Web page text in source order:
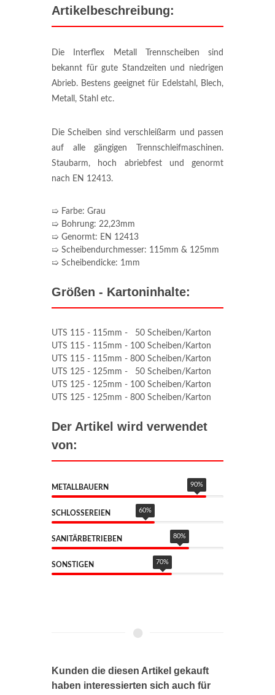
Artikelbeschreibung:
Die Interflex Metall Trennscheiben sind
bekannt für gute Standzeiten und niedrigen
Abrieb. Bestens geeignet für Edelstahl, Blech,
Metall, Stahl etc.
Die Scheiben sind verschleißarm und passen
auf alle gängigen Trennschleifmaschinen.
Staubarm, hoch abriebfest und genormt
nach EN 12413.
➯ Farbe: Grau
➯ Bohrung: 22,23mm
➯ Genormt: EN 12413
➯ Scheibendurchmesser: 115mm & 125mm
➯ Scheibendicke: 1mm
Größen - Kartoninhalte:
UTS 115 - 115mm - 50 Scheiben/Karton
UTS 115 - 115mm - 100 Scheiben/Karton
UTS 115 - 115mm - 800 Scheiben/Karton
UTS 125 - 125mm - 50 Scheiben/Karton
UTS 125 - 125mm - 100 Scheiben/Karton
UTS 125 - 125mm - 800 Scheiben/Karton
Der Artikel wird verwendet
von:
METALLBAUERN 90%
SCHLOSSEREIEN 60%
SANITÄRBETRIEBEN 80%
SONSTIGEN 70%
Kunden die diesen Artikel gekauft
haben interessierten sich auch für